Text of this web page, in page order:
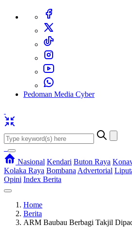
Pedoman Media Cyber
Nasional Kendari Buton Raya
Kolaka Raya Bombana Advertorial
Opini Index Berita
Home
Berita
ARM Baubau Berbagi Takjil